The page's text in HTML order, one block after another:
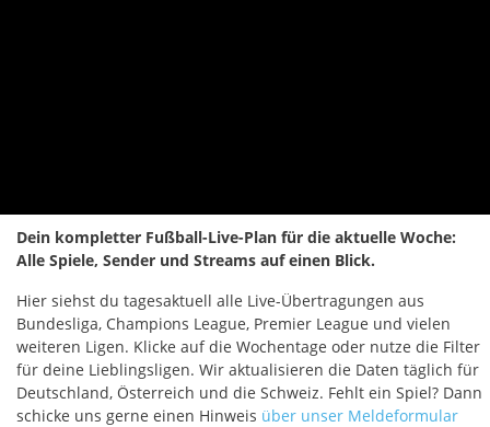
Dein kompletter Fußball-Live-Plan für die aktuelle Woche:
Alle Spiele, Sender und Streams auf einen Blick.
Hier siehst du tagesaktuell alle Live-Übertragungen aus
Bundesliga, Champions League, Premier League und vielen
weiteren Ligen. Klicke auf die Wochentage oder nutze die Filter
für deine Lieblingsligen. Wir aktualisieren die Daten täglich für
Deutschland, Österreich und die Schweiz. Fehlt ein Spiel? Dann
schicke uns gerne einen Hinweis über unser Meldeformular